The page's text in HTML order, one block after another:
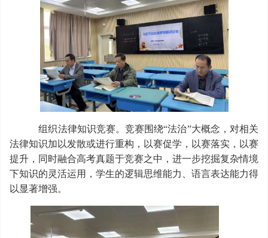
组织法律知识竞赛。竞赛围绕“法治”大概念，对相关
法律知识加以发散或进行重构，以赛促学，以赛落实，以赛
提升，同时融合高考真题于竞赛之中，进一步挖掘复杂情境
下知识的灵活运用，学生的逻辑思维能力、语言表达能力得
以显著增强。